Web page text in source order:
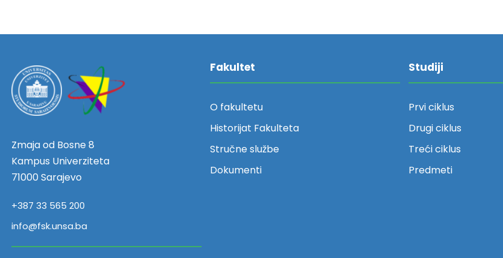
Zmaja od Bosne 8
Kampus Univerziteta
71000 Sarajevo
+387 33 565 200
info@fsk.unsa.ba
Fakultet
O fakultetu
Historijat Fakulteta
Stručne službe
Dokumenti
Studiji
Prvi ciklus
Drugi ciklus
Treći ciklus
Predmeti